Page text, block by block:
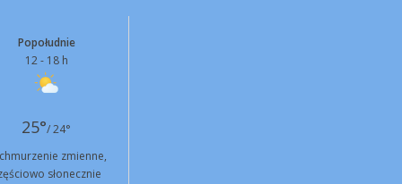
Popołudnie
12 - 18 h
25°/ 24°
zmienne,
słonecznie